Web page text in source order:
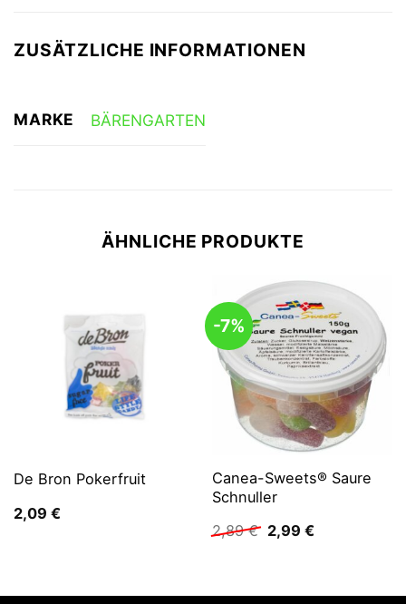
ZUSÄTZLICHE INFORMATIONEN
MARKE BÄRENGARTEN
ÄHNLICHE PRODUKTE
De Bron Pokerfruit
2,09 €
-7%
Canea-Sweets® Saure
Schnuller
2,89€ Ursprünglicher
Preis
2,99 €Aktueller